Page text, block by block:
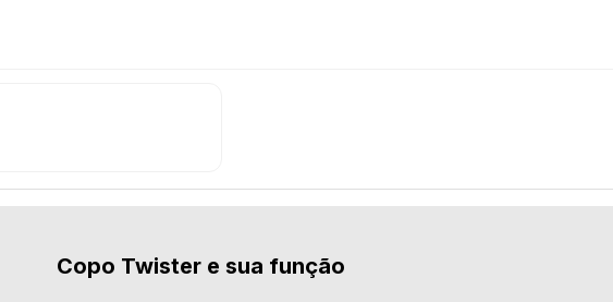
Copo Twister e sua função